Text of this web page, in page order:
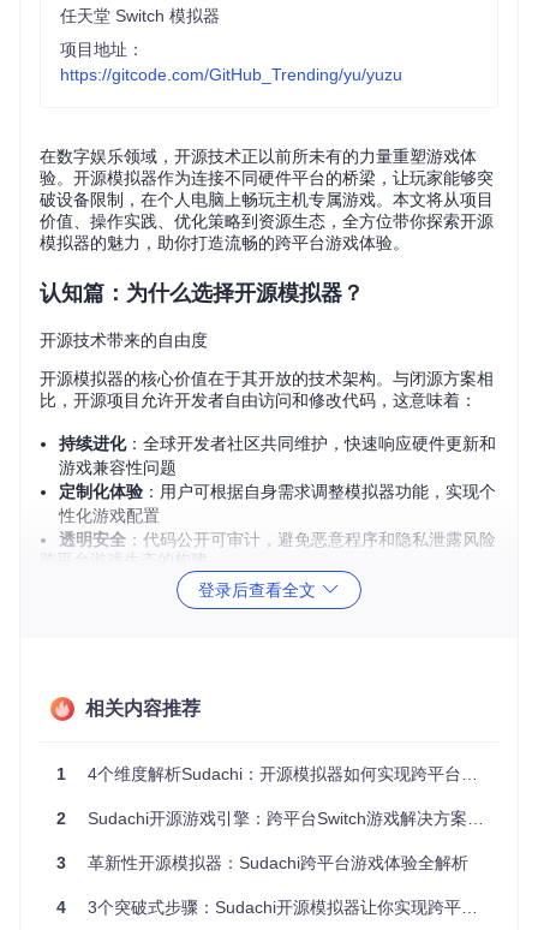
任天堂 Switch 模拟器
项目地址：
https://gitcode.com/GitHub_Trending/yu/yuzu
在数字娱乐领域，开源技术正以前所未有的力量重塑游戏体
验。开源模拟器作为连接不同硬件平台的桥梁，让玩家能够突
破设备限制，在个人电脑上畅玩主机专属游戏。本文将从项目
价值、操作实践、优化策略到资源生态，全方位带你探索开源
模拟器的魅力，助你打造流畅的跨平台游戏体验。
认知篇：为什么选择开源模拟器？
开源技术带来的自由度
开源模拟器的核心价值在于其开放的技术架构。与闭源方案相
比，开源项目允许开发者自由访问和修改代码，这意味着：
持续进化：全球开发者社区共同维护，快速响应硬件更新和
游戏兼容性问题
定制化体验 ：用户可根据自身需求调整模拟器功能，实现个
性化游戏配置
透明安全 ：代码公开可审计，避免恶意程序和隐私泄露风险
跨平台游戏生态的构建
在多设备时代，开源模拟器打破了游戏平台的壁垒：
模拟器获取与环境准备
如何快速部署属于自己的游戏模拟环境？
选择合适的获取方式
运行
登录后查看全文
相关内容推荐
1 4个维度解析Sudachi：开源模拟器如何实现跨平台游戏的高性能渲染
2 Sudachi开源游戏引擎：跨平台Switch游戏解决方案深度解析
3 革新性开源模拟器：Sudachi跨平台游戏体验全解析
4 3个突破式步骤：Sudachi开源模拟器让你实现跨平台Switch游戏体验